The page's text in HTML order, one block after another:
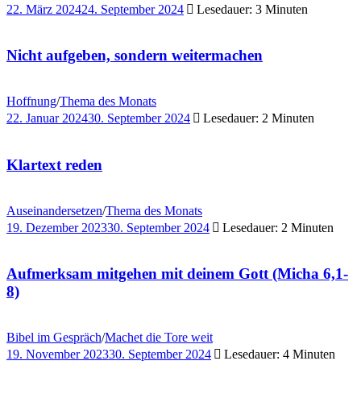
22. März 202424. September 2024 Lesedauer: 3 Minuten
Nicht aufgeben, sondern weitermachen
Hoffnung/Thema des Monats
22. Januar 202430. September 2024 Lesedauer: 2 Minuten
Klartext reden
Auseinandersetzen/Thema des Monats
19. Dezember 202330. September 2024 Lesedauer: 2 Minuten
Aufmerksam mitgehen mit deinem Gott (Micha 6,1-
8)
Bibel im Gespräch/Machet die Tore weit
19. November 202330. September 2024 Lesedauer: 4 Minuten